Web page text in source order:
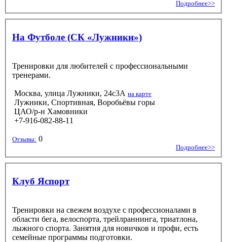
Подробнее>>
На Футболе (СК «Лужники»)
Тренировки для любителей с профессиональными
тренерами.
Москва, улица Лужники, 24с3А на карте
Лужники, Спортивная, Воробьёвы горы
ЦАО/р-н Хамовники
+7-916-082-88-11
Отзывы: 0
Подробнее>>
Клуб Яспорт
Тренировки на свежем воздухе с профессионалами в
области бега, велоспорта, трейлраннинга, триатлона,
лыжного спорта. Занятия для новичков и профи, есть
семейные программы подготовки.